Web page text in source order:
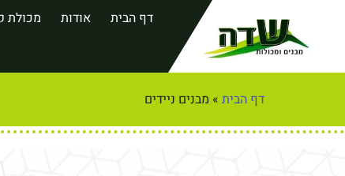
דף הבית אודות מכולת
דף הבית » מבנים ניידים